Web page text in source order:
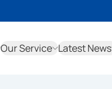
Our Service Latest News